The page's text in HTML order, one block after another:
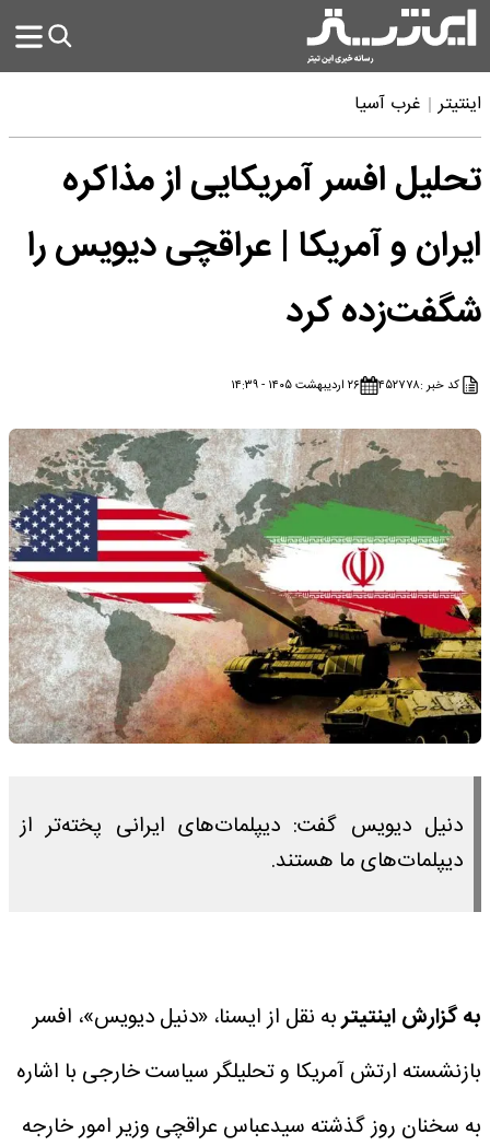
اینتیتر غرب آسیا
تحلیل افسر آمریکایی از مذاکره
ایران و آمریکا | عراقچی دیویس را
شگفت‌‌زده کرد
کد خبر :۴۵۲۷۷۸ ۲۶ اردیبهشت ۱۴۰۵ - ۱۴:۳۹
دنیل دیویس گفت: دیپلمات‌های ایرانی پخته‌تر از
دیپلمات‌های ما هستند.
به گزارش اینتیتربه نقل از ایسنا، «دنیل دیویس»، افسر
بازنشسته ارتش آمریکا و تحلیلگر سیاست خارجی با اشاره
به سخنان روز گذشته سیدعباس عراقچی وزیر امور خارجه